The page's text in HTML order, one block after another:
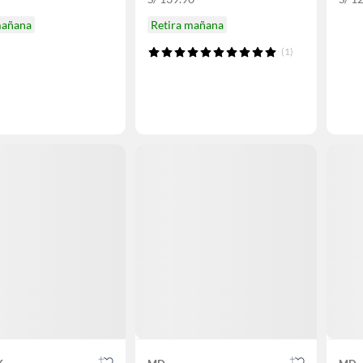
Retira mañana
(1)